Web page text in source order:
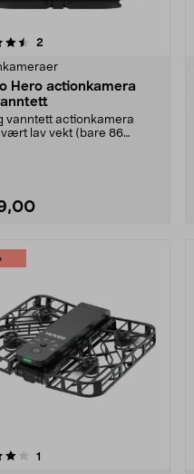
2
Hero actionkamera
vanntett actionkamera
lav vekt (bare 86
0.0 av 5 stjerner
1
0.0 av 5 stjerner